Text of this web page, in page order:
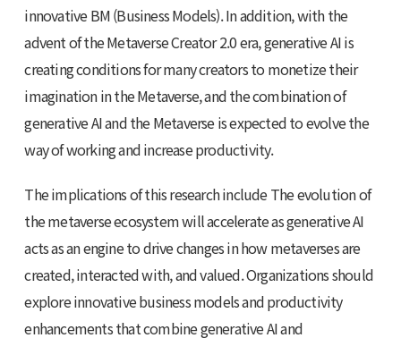
innovative BM (Business Models). In addition, with the
advent of the Metaverse Creator 2.0 era, generative AI is
creating conditions for many creators to monetize their
imagination in the Metaverse, and the combination of
generative AI and the Metaverse is expected to evolve the
way of working and increase productivity.
The implications of this research include The evolution of
the metaverse ecosystem will accelerate as generative AI
acts as an engine to drive changes in how metaverses are
created, interacted with, and valued. Organizations should
explore innovative business models and productivity
enhancements that combine generative AI and